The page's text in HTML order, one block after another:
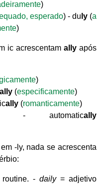
)
esperado) - du ly(a
)
ic acrescentam ally após
)
ally (especificamente)
ally (romanticamente)
- automatically
-ly, nada se acrescenta
- daily = adjetivo